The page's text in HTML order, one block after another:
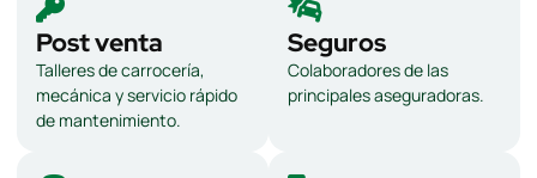
Post venta
Talleres de carrocería,
mecánica y servicio rápido
de mantenimiento.
Seguros
Colaboradores de las
principales aseguradoras.